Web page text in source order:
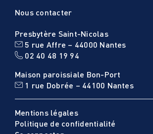
Nous contacter
Presbytère Saint-Nicolas
5 rue Affre – 44000 Nantes
02 40 48 19 94
Maison paroissiale Bon-Port
1 rue Dobrée – 44100 Nantes
Mentions légales
Politique de confidentialité